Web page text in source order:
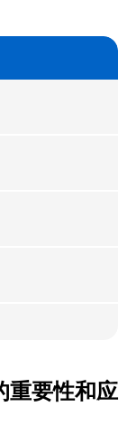
重要性和应